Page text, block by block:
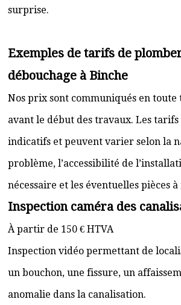
surprise.
Exemples de tarifs de
débouchage à Binche
Nos prix sont communiqués en toute
avant le début des travaux. Les tarifs
indicatifs et peuvent varier selon la
problème, l’accessibilité de
nécessaire et les éventuelles pièces
Inspection caméra des
À partir de 150 € HTVA
Inspection vidéo permettant de
un bouchon, une fissure, un
anomalie dans la canalisation.